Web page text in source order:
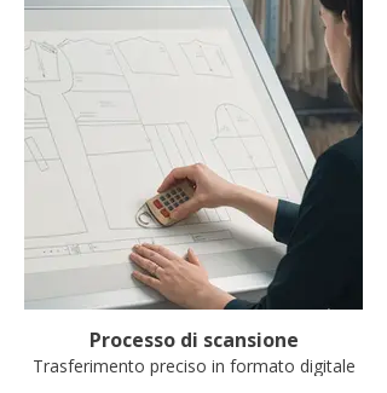
Processo di scansione
Trasferimento preciso in formato digitale